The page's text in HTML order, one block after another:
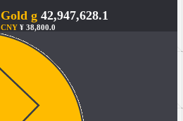
Gold g 42,947,628.1
CNY ¥ 38,800.0